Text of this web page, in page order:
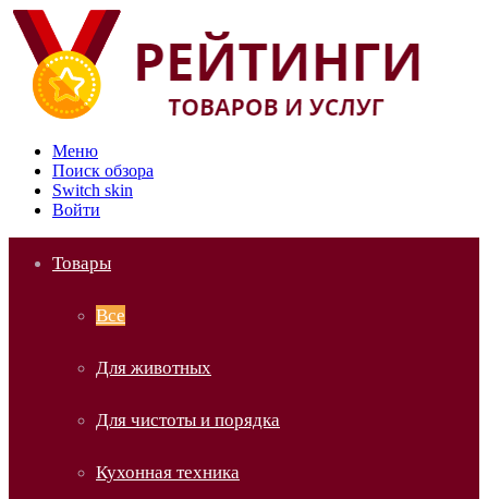
Меню
Поиск обзора
Switch skin
Войти
Товары
Все
Для животных
Для чистоты и порядка
Кухонная техника